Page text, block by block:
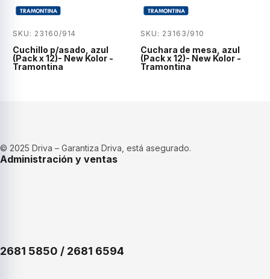
SKU: 23160/914
Cuchillo p/asado, azul
(Pack x 12)- New Kolor -
Tramontina
SKU: 23163/910
Cuchara de mesa, azul
(Pack x 12)- New Kolor -
Tramontina
© 2025 Driva – Garantiza Driva, está asegurado.
Administración y ventas
2681 5850 / 2681 6594